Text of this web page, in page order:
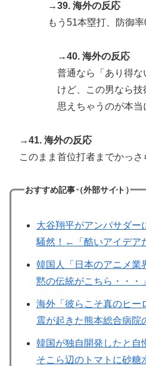
→39. 海外の反応
もう51本塁打、防御率
→40. 海外の反応
普通なら「あり得
けど、この男なら
思えちゃうのが本当
→41. 海外の反応
このまま首位打者までかっさ
おすすめ記事（外部サイト）
大谷翔平がアンバサダー
騒然！←「酷いアイデア
韓国人「日本のアニメ業
黙の伝統がこちら・・・」
海外「彼らこそ真のヒー
震が起きた熊本総合病院
韓国が独自開発したと自
そこら辺のトマトに砂糖